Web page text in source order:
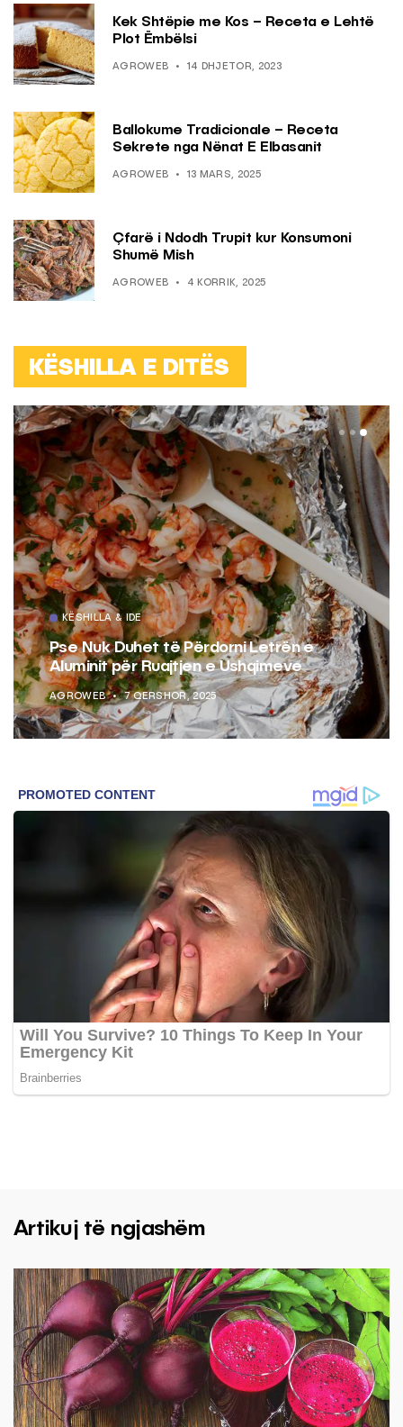
Kek Shtëpie me Kos – Receta e Lehtë
Plot Ëmbëlsi
AGROWEB 14 DHJETOR, 2023
Ballokume Tradicionale – Receta
Sekrete nga Nënat E Elbasanit
AGROWEB 13 MARS, 2025
Çfarë i Ndodh Trupit kur Konsumoni
Shumë Mish
AGROWEB 4 KORRIK, 2025
KËSHILLA E DITËS
KËSHILLA & IDE
Pse Nuk Duhet të Përdorni Letrën e
Aluminit për Ruajtjen e Ushqimeve
AGROWEB 7 QERSHOR, 2025
Artikuj të ngjashëm